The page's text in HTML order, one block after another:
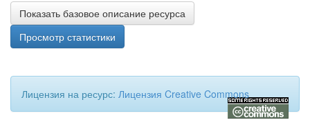
Показать базовое описание ресурса
Просмотр статистики
Лицензия на ресурс: Лицензия Creative Commons